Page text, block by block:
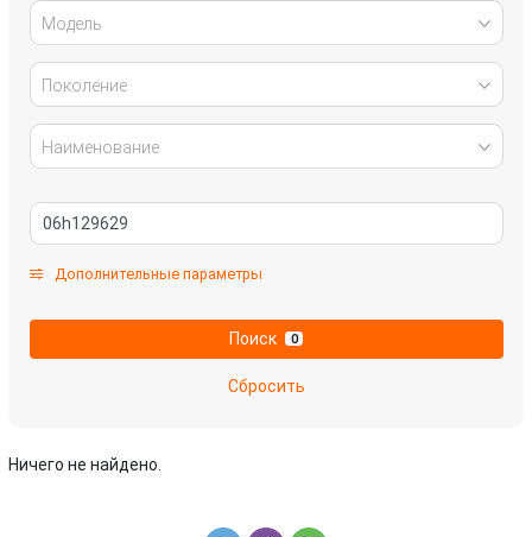
Land Rover
Mazda
Mitsubishi
Omoda Opel
Skoda SsangYong
Модель
Поколение
Наименование
Дополнительные параметры
Поиск 0
Сбросить
Ничего не найдено.